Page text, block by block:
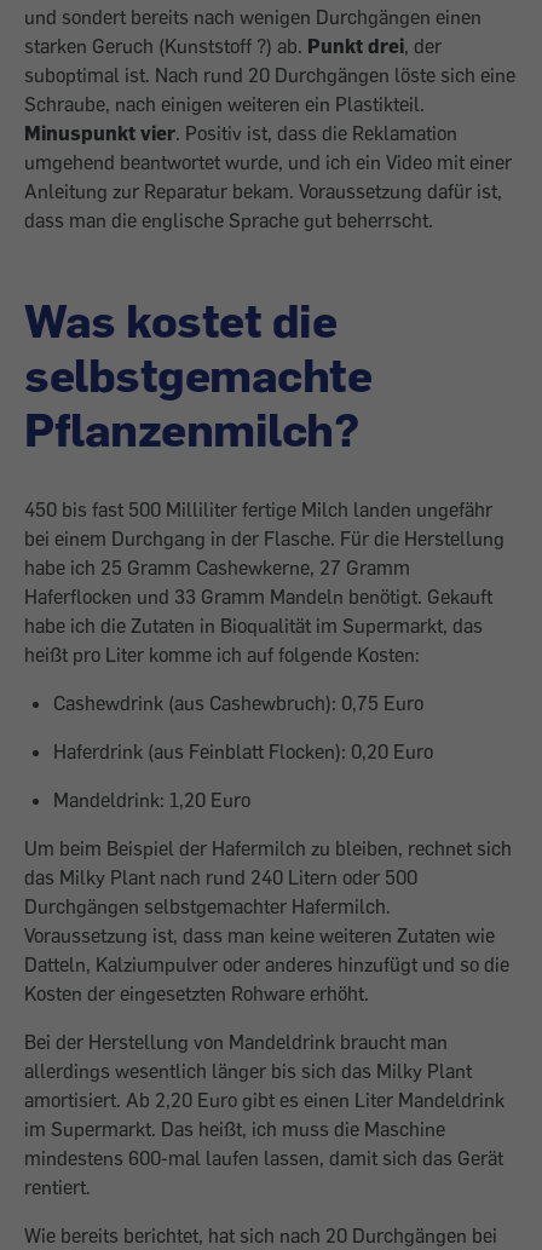
und sondert bereits nach wenigen Durchgängen einen
starken Geruch (Kunststoff ?) ab. Punkt drei, der
suboptimal ist. Nach rund 20 Durchgängen löste sich eine
Schraube, nach einigen weiteren ein Plastikteil.
Minuspunkt vier. Positiv ist, dass die Reklamation
umgehend beantwortet wurde, und ich ein Video mit einer
Anleitung zur Reparatur bekam. Voraussetzung dafür ist,
dass man die englische Sprache gut beherrscht.
Was kostet die
selbstgemachte
Pflanzenmilch?
450 bis fast 500 Milliliter fertige Milch landen ungefähr
bei einem Durchgang in der Flasche. Für die Herstellung
habe ich 25 Gramm Cashewkerne, 27 Gramm
Haferflocken und 33 Gramm Mandeln benötigt. Gekauft
habe ich die Zutaten in Bioqualität im Supermarkt, das
heißt pro Liter komme ich auf folgende Kosten:
Cashewdrink (aus Cashewbruch): 0,75 Euro
Haferdrink (aus Feinblatt Flocken): 0,20 Euro
Mandeldrink: 1,20 Euro
Um beim Beispiel der Hafermilch zu bleiben, rechnet sich
das Milky Plant nach rund 240 Litern oder 500
Durchgängen selbstgemachter Hafermilch.
Voraussetzung ist, dass man keine weiteren Zutaten wie
Datteln, Kalziumpulver oder anderes hinzufügt und so die
Kosten der eingesetzten Rohware erhöht.
Bei der Herstellung von Mandeldrink braucht man
allerdings wesentlich länger bis sich das Milky Plant
amortisiert. Ab 2,20 Euro gibt es einen Liter Mandeldrink
im Supermarkt. Das heißt, ich muss die Maschine
mindestens 600-mal laufen lassen, damit sich das Gerät
rentiert.
Wie bereits berichtet, hat sich nach 20 Durchgängen bei